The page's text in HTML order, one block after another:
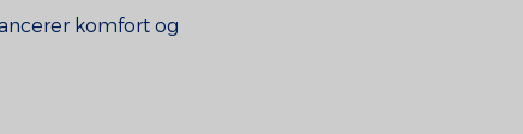
komfort og